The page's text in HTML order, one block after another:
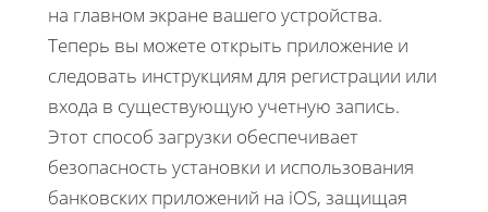
на главном экране вашего устройства.
Теперь вы можете открыть приложение и
следовать инструкциям для регистрации или
входа в существующую учетную запись.
Этот способ загрузки обеспечивает
безопасность установки и использования
банковских приложений на iOS, защищая